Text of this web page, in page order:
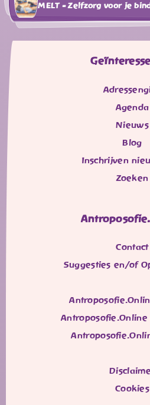
MELT - Zelfzorg voor je
Agenda
Nieuws
Blog
Inschrijven
Zoeken
Contact
Suggesties en/of
Cookies